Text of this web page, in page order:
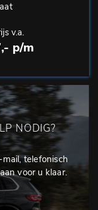
v.a.
p/m
NODIG?
telefonisch
voor u klaar.